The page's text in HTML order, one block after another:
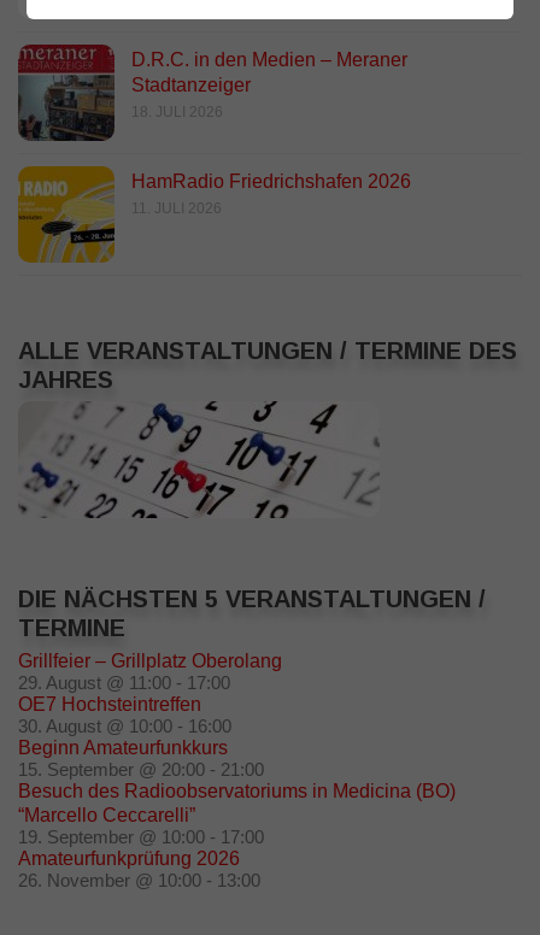
D.R.C. in den Medien – Meraner
Stadtanzeiger
18. JULI 2026
HamRadio Friedrichshafen 2026
11. JULI 2026
ALLE VERANSTALTUNGEN / TERMINE DES
JAHRES
DIE NÄCHSTEN 5 VERANSTALTUNGEN /
TERMINE
Grillfeier – Grillplatz Oberolang
29. August @ 11:00 - 17:00
OE7 Hochsteintreffen
30. August @ 10:00 - 16:00
Beginn Amateurfunkkurs
15. September @ 20:00 - 21:00
Besuch des Radioobservatoriums in Medicina (BO)
“Marcello Ceccarelli”
19. September @ 10:00 - 17:00
Amateurfunkprüfung 2026
26. November @ 10:00 - 13:00